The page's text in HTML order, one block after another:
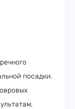
посадки.